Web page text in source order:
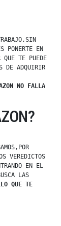
PONERTE EN
QUE TE PUEDE
DE ADQUIRIR
NO FALLA
VEREDICTOS
EN EL
LAS
QUE TE